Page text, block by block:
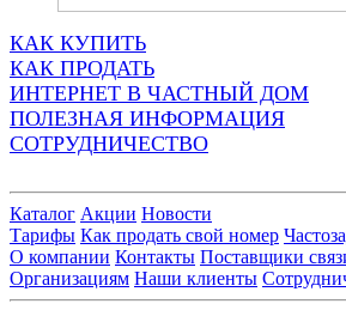
КАК КУПИТЬ
КАК ПРОДАТЬ
ИНТЕРНЕТ В ЧАСТНЫЙ ДОМ
ПОЛЕЗНАЯ ИНФОРМАЦИЯ
СОТРУДНИЧЕСТВО
Каталог Акции Новости
Тарифы Как продать свой номер
О компании Контакты Поставщики
Организациям Наши клиенты